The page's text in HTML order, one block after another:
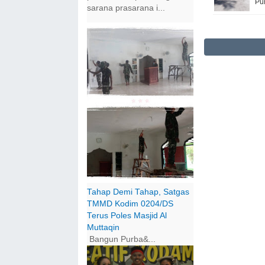
sarana prasarana i...
Tahap Demi Tahap, Satgas
TMMD Kodim 0204/DS
Terus Poles Masjid Al
Muttaqin
Bangun Purba&...